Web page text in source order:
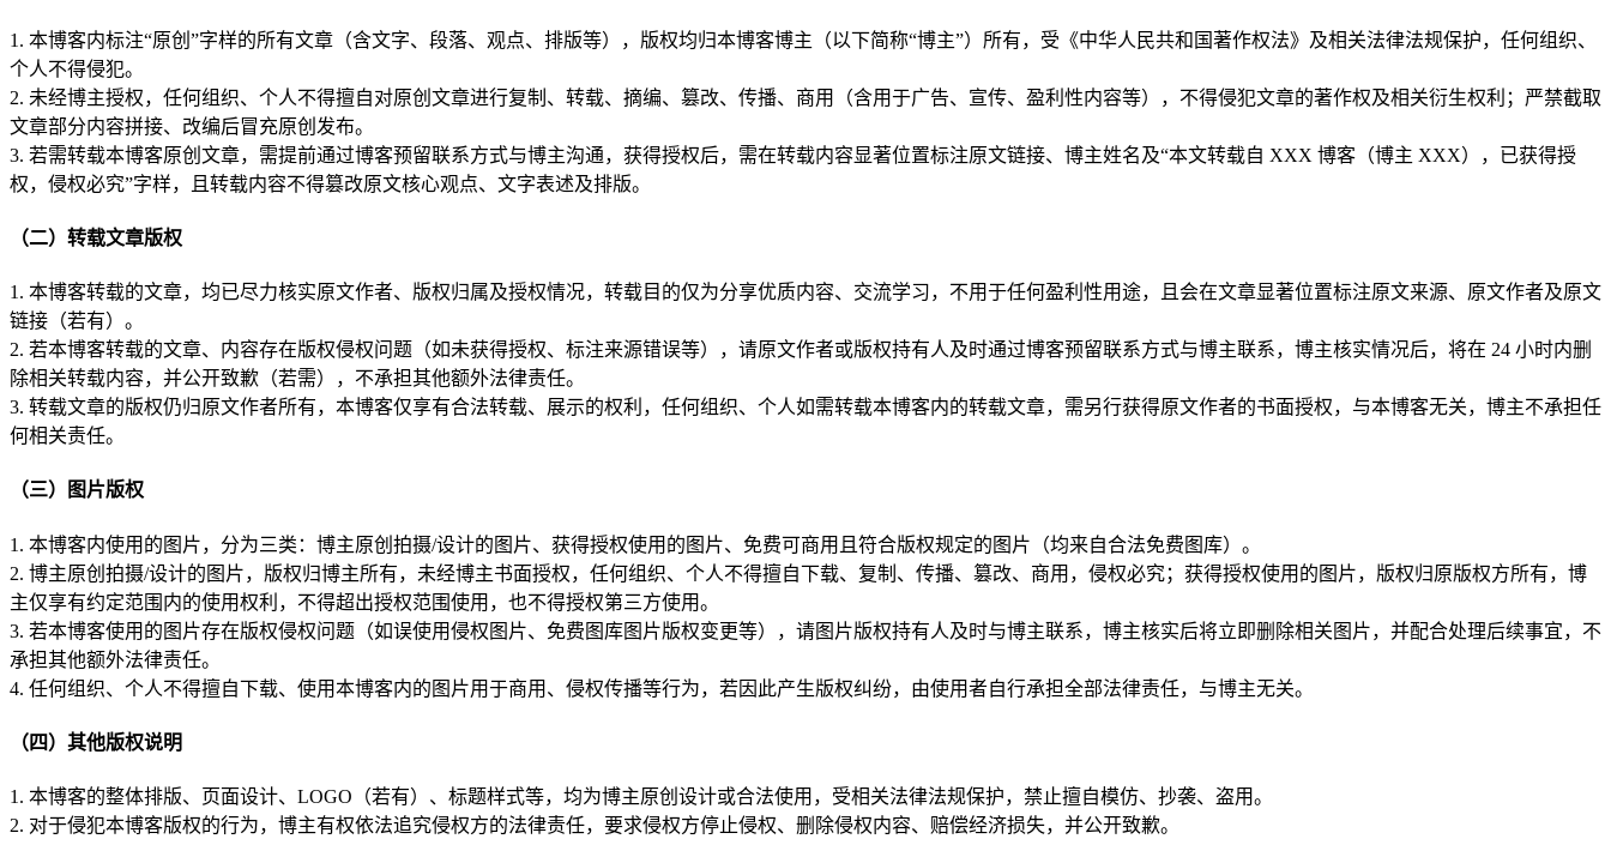
1. 本博客内标注“原创”字样的所有文章（含文字、段落、观点、排版等），版权均归本博客博主（以下简称“博主”）所有，受《中华人民共和国著作权法》及相关法律法规保护，任何组织、
个人不得侵犯。
2. 未经博主授权，任何组织、个人不得擅自对原创文章进行复制、转载、摘编、篡改、传播、商用（含用于广告、宣传、盈利性内容等），不得侵犯文章的著作权及相关衍生权利；严禁截取
文章部分内容拼接、改编后冒充原创发布。
3. 若需转载本博客原创文章，需提前通过博客预留联系方式与博主沟通，获得授权后，需在转载内容显著位置标注原文链接、博主姓名及“本文转载自 XXX 博客（博主 XXX），已获得授
权，侵权必究”字样，且转载内容不得篡改原文核心观点、文字表述及排版。
（二）转载文章版权
1. 本博客转载的文章，均已尽力核实原文作者、版权归属及授权情况，转载目的仅为分享优质内容、交流学习，不用于任何盈利性用途，且会在文章显著位置标注原文来源、原文作者及原文
链接（若有）。
2. 若本博客转载的文章、内容存在版权侵权问题（如未获得授权、标注来源错误等），请原文作者或版权持有人及时通过博客预留联系方式与博主联系，博主核实情况后，将在 24 小时内删
除相关转载内容，并公开致歉（若需），不承担其他额外法律责任。
3. 转载文章的版权仍归原文作者所有，本博客仅享有合法转载、展示的权利，任何组织、个人如需转载本博客内的转载文章，需另行获得原文作者的书面授权，与本博客无关，博主不承担任
何相关责任。
（三）图片版权
1. 本博客内使用的图片，分为三类：博主原创拍摄/设计的图片、获得授权使用的图片、免费可商用且符合版权规定的图片（均来自合法免费图库）。
2. 博主原创拍摄/设计的图片，版权归博主所有，未经博主书面授权，任何组织、个人不得擅自下载、复制、传播、篡改、商用，侵权必究；获得授权使用的图片，版权归原版权方所有，博
主仅享有约定范围内的使用权利，不得超出授权范围使用，也不得授权第三方使用。
3. 若本博客使用的图片存在版权侵权问题（如误使用侵权图片、免费图库图片版权变更等），请图片版权持有人及时与博主联系，博主核实后将立即删除相关图片，并配合处理后续事宜，不
承担其他额外法律责任。
4. 任何组织、个人不得擅自下载、使用本博客内的图片用于商用、侵权传播等行为，若因此产生版权纠纷，由使用者自行承担全部法律责任，与博主无关。
（四）其他版权说明
1. 本博客的整体排版、页面设计、LOGO（若有）、标题样式等，均为博主原创设计或合法使用，受相关法律法规保护，禁止擅自模仿、抄袭、盗用。
2. 对于侵犯本博客版权的行为，博主有权依法追究侵权方的法律责任，要求侵权方停止侵权、删除侵权内容、赔偿经济损失，并公开致歉。